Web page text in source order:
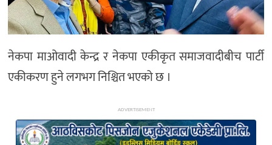
नेकपा माओवादी केन्द्र र नेकपा एकीकृत समाजवादीबीच पार्टी
एकीकरण हुने लगभग निश्चित भएको छ ।
ADVERTISEMENT